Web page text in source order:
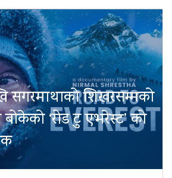
सगरमाथाको शिखरसम्मको
बोकेको ‘रोड टु एभरेस्ट’ को